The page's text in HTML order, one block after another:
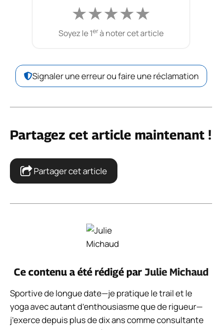
★★★★★
Soyez le 1erà noter cet article
Signaler une erreur ou faire une réclamation
Partagez cet article maintenant !
Partager cet article
Ce contenu a été rédigé par Julie Michaud
Sportive de longue date—je pratique le trail et le
yoga avec autant d’enthousiasme que de rigueur—
j’exerce depuis plus de dix ans comme consultante